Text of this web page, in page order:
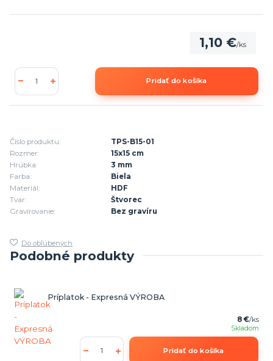
1,10 €/ks
Pridať do košíka
Číslo produktu:
TPS-B15-01
Rozmer:
15x15 cm
Hrúbka:
3 mm
Farba:
Biela
Materiál:
HDF
Tvar:
Štvorec
Gravírovanie:
Bez gravíru
Do obľúbených
Podobné produkty
Príplatok - Expresná VÝROBA
8 €/ks
Skladom
Pridať do košíka